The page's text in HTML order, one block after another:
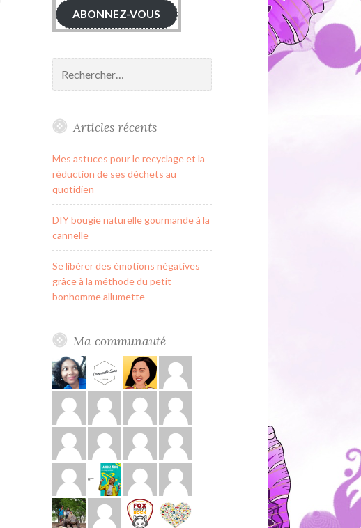
ABONNEZ-VOUS
Articles récents
Mes astuces pour le recyclage et la
réduction de ses déchets au
quotidien
DIY bougie naturelle gourmande à la
cannelle
Se libérer des émotions négatives
grâce à la méthode du petit
bonhomme allumette
Ma communauté